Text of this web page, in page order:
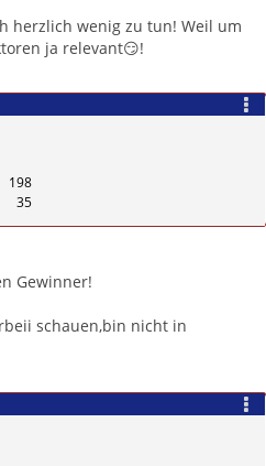
herzlich wenig zu tun! Weil um
ja relevant😏!
198
35
Gewinner!
schauen,bin nicht in